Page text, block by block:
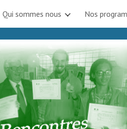
Qui sommes nous Nos